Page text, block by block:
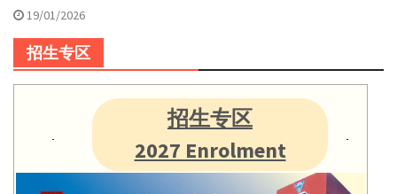
19/01/2026
招生专区
招生专区
2027 Enrolment